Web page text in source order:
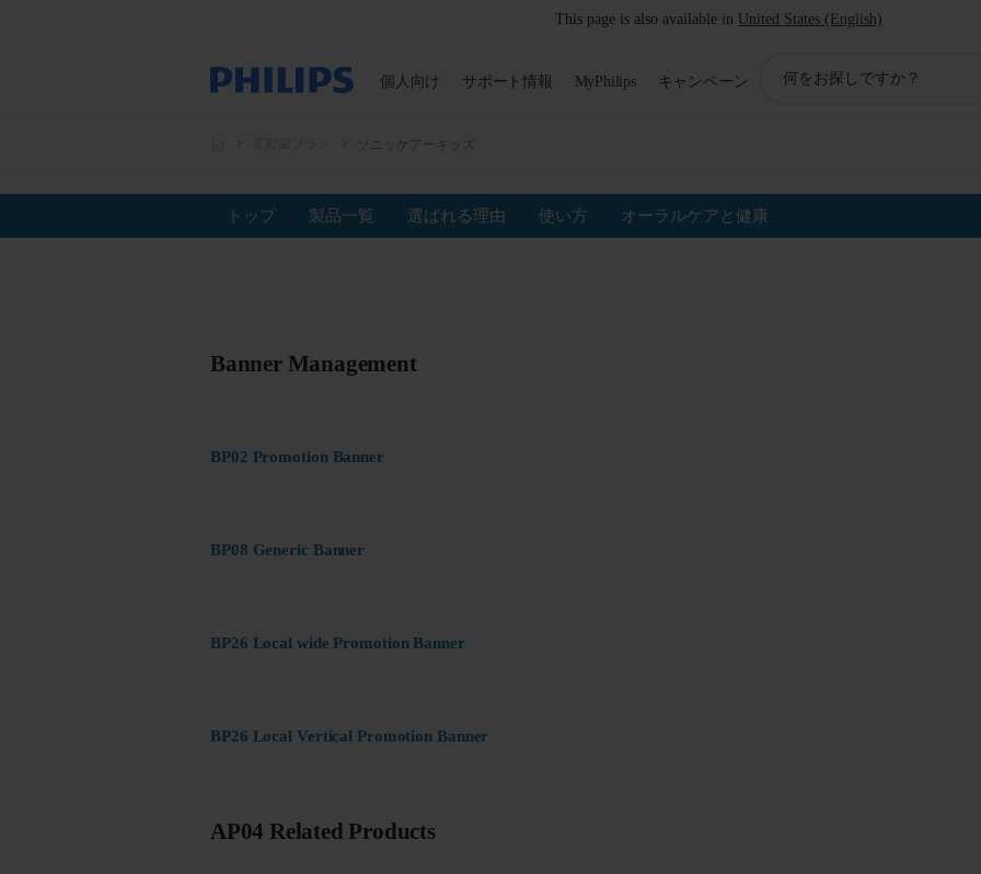
This page is also available in United States (English)
個人向け サポート情報 MyPhilips キャンペーン
ー
ソニッケアーキッズ
トップ 製品一覧 選ばれる理由 使い方 オーラルケアと健康
Banner Management
BP02 Promotion Banner
BP08 Generic Banner
BP26 Local wide Promotion Banner
BP26 Local Vertical Promotion Banner
AP04 Related Products